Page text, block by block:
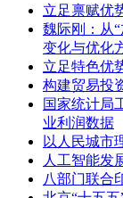
立足禀赋优
魏际刚：从
变化与优化
立足特色优
构建贸易投
国家统计局
业利润数据
以人民城市
人工智能发
八部门联合